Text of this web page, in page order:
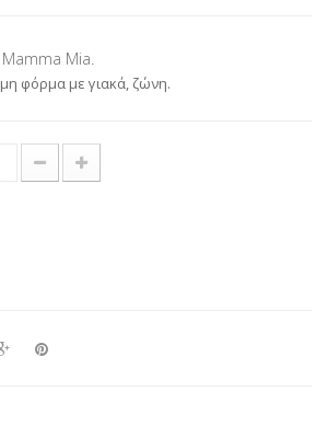
Mia.
φόρμα με γιακά, ζώνη.